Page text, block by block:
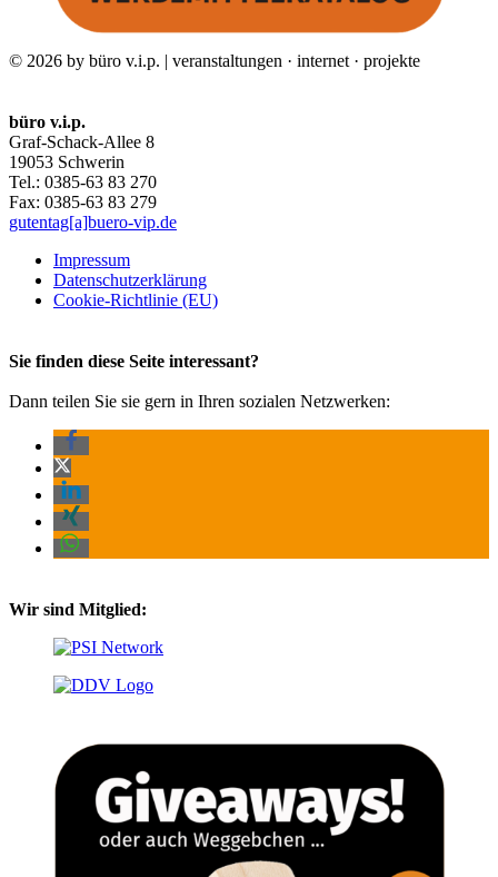
© 2026 by büro v.i.p. | veranstaltungen · internet · projekte
büro v.i.p.
Graf-Schack-Allee 8
19053 Schwerin
Tel.: 0385-63 83 270
Fax: 0385-63 83 279
gutentag[a]buero-vip.de
Impressum
Datenschutz­erklärung
Cookie-Richtlinie (EU)
Sie finden diese Seite interessant?
Dann teilen Sie sie gern in Ihren sozialen Netzwerken:
Wir sind Mitglied: